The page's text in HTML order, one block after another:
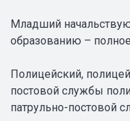
Младший
образованию –
Полицейский,
постовой службы
патрульно-постовой